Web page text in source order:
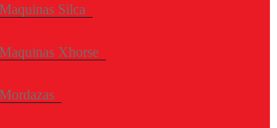
Maquinas Silca
Maquinas Xhorse
Mordazas